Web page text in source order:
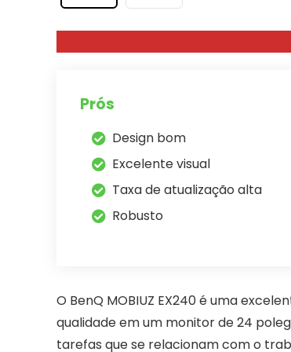
Prós
Design bom
Excelente visual
Taxa de atualização alta
Robusto
O BenQ MOBIUZ EX240 é uma
qualidade em um monitor de 24
tarefas que se relacionam com o